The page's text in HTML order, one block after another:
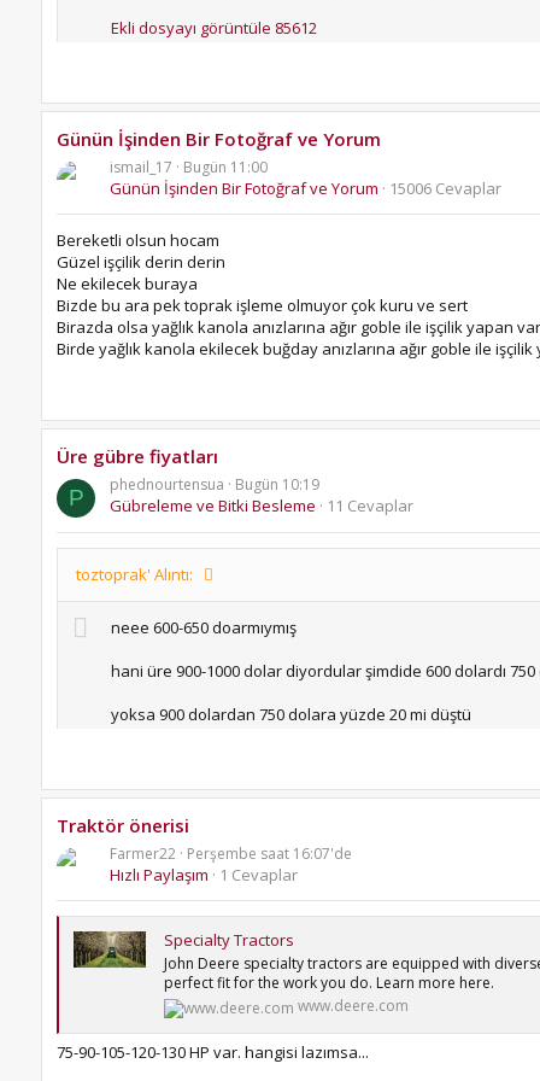
Ekli dosyayı görüntüle 85612
yapan bir firmadan sipariş verdik. Yani PCBden artık
takıp direkt otomatik dümemlemeye entegre edeceğim,
parçaları da sipariş verdim. Her bir gerekli parça için
Aşağıda ise bugün biçtiğim yoncadan 2 fotoğraf var.
artık alıştım dümdüz gidebiliyorum. Eskiden de dümdüz
Ekli dosyayı görüntüle 85614
Ekli dosyayı görüntüle 85613
Sarımsakta son durum. Bitki koruma önlemlerimiz ve
İzli tarım harika birşeymiş. Eken mibzerci eski köye yeni
Ekli dosyayı görüntüle 85615
Selamlar Trakkulup ailesi.
Ramazan bayramından bu yana süren araştırma, parça tedarik,
Sistemi biraz daha optimize edince konu açmayı planlıyorum.
Aşağıdaki video sadece sizlere özel paylaşıldı, herkese açık değil.
Medyayı görebilmek için giriş yapınız
Günün İşinden Bir Fotoğraf ve Yorum
ismail_17 Bugün 11:00
Günün İşinden Bir Fotoğraf ve Yorum 15006 Cevaplar
Bereketli olsun hocam
Güzel işçilik derin derin
Ne ekilecek buraya
Bizde bu ara pek toprak işleme olmuyor çok kuru ve sert
Birazda olsa yağlık kanola anızlarına ağır goble ile işçilik yapan var
Birde yağlık kanola ekilecek buğday anızlarına ağır goble ile
Üre gübre fiyatları
P
phednourtensua Bugün 10:19
Gübreleme ve Bitki Besleme 11 Cevaplar
toztoprak' Alıntı:
neee 600-650 doarmıymış
hani üre 900-1000 dolar diyordular şimdide 600 dolardı
yoksa 900 dolardan 750 dolara yüzde 20 mi düştü
üstelik 1 Haziran dİye bişey nerden çıktı, hadi çıktı
yine yüzde 20 düşüş yapan piyasalar kadar yüzde 20
var.
komedi oldu rsemen.
Üre gübre fiyatları, tarımsal üretim maliyetlerinin önemli bir
maliyetleri, küresel arz-talep dengesi, ithalat koşulları ve
Traktör önerisi
Farmer22 Perşembe saat 16:07'de
Hızlı Paylaşım 1 Cevaplar
Specialty Tractors
John Deere specialty tractors are equipped with
perfect fit for the work you do. Learn more here.
www.deere.com
75-90-105-120-130 HP var. hangisi lazımsa...